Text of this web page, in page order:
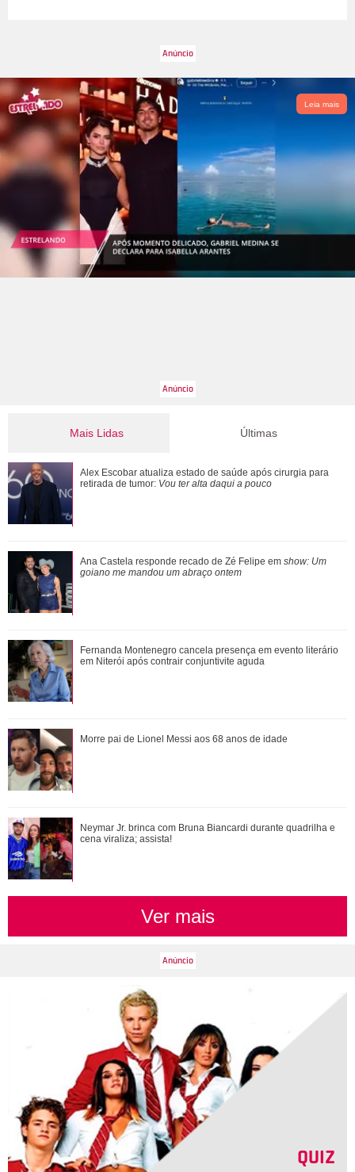
Leia mais
Mais Lidas
Ana Castela responde recado de Zé Felipe em show: Um
goiano me mandou um abraço ontem
Morre pai de Lionel Messi aos 68 anos de idade
Fernanda Montenegro cancela presença em evento literário
em Niterói após contrair conjunt...
Neymar Jr. brinca com Bruna Biancardi durante quadrilha e
Bruna Marquezine, Camila Cabello, Hailey Bieber...
Relembre os amores - e affairs - de Shawn ...
Últimas
Alex Escobar atualiza estado de saúde após cirurgia para
retirada de tumor: Vou ter alta daqui a pouco
Ana Castela responde recado de Zé Felipe em show: Um
goiano me mandou um abraço ontem
Fernanda Montenegro cancela presença em evento literário
em Niterói após contrair conjuntivite aguda
Morre pai de Lionel Messi aos 68 anos de idade
Neymar Jr. brinca com Bruna Biancardi durante quadrilha e
cena viraliza; assista!
Ver mais
QUIZ